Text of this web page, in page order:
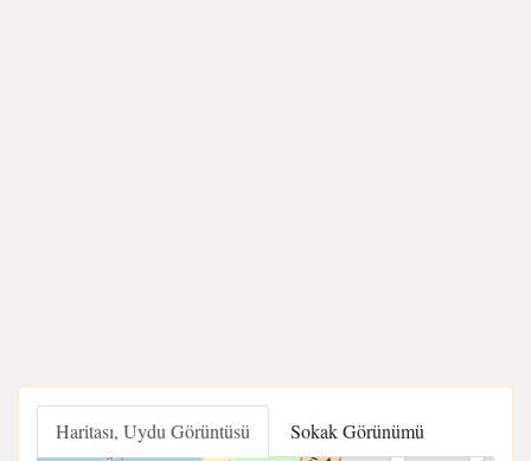
Haritası, Uydu Görüntüsü Sokak Görünümü